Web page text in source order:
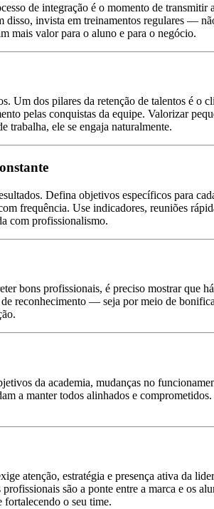
de integração é o momento de transmitir
invista em treinamentos regulares —
mais valor para o aluno e para o negócio.
Um dos pilares da retenção de talentos é
pelas conquistas da equipe. Valorizar
trabalha, ele se engaja naturalmente.
Defina objetivos específicos para
frequência. Use indicadores, reuniões
com profissionalismo.
bons profissionais, é preciso mostrar que
reconhecimento — seja por meio de
da academia, mudanças no
a manter todos alinhados e
atenção, estratégia e presença ativa da
são a ponte entre a marca e os
fortalecendo o seu time.